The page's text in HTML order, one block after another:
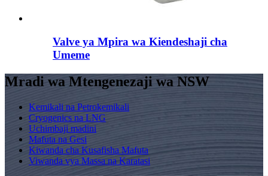
Valve ya Mpira wa Kiendeshaji cha
Umeme
Mradi wa Mtengenezaji wa NSW
Kemikali na Petrokemikali
Cryogenics na LNG
Uchimbaji madini
Mafuta na Gesi
Kiwanda cha Kusafisha Mafuta
Viwanda vya Massa na Karatasi